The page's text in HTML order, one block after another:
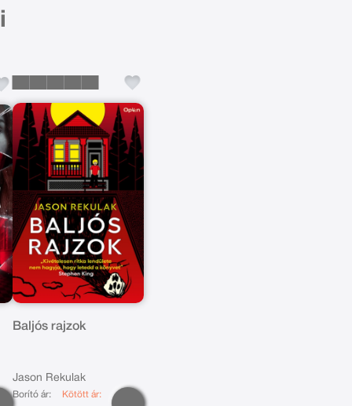
Baljós rajzok
Jason Rekulak
Borító ár: Kötött ár: